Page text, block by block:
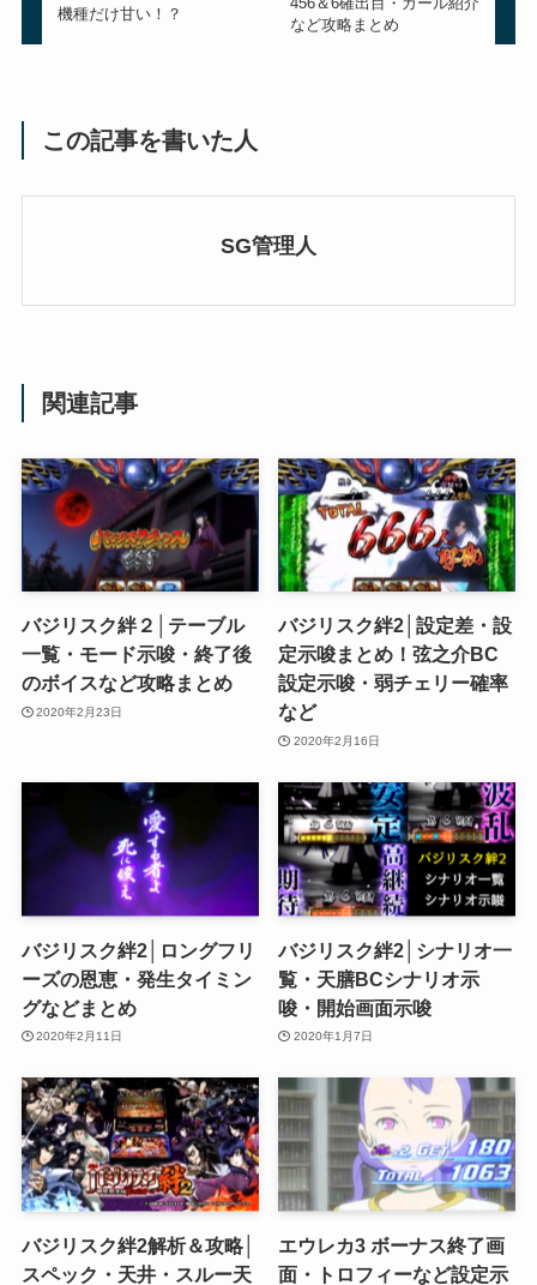
機種だけ甘い！？
など攻略まとめ
この記事を書いた人
SG管理人
関連記事
バジリスク絆２│テーブル
一覧・モード示唆・終了後
のボイスなど攻略まとめ
2020年2月23日
バジリスク絆2│設定差・設
定示唆まとめ！弦之介BC
設定示唆・弱チェリー確率
など
2020年2月16日
バジリスク絆2│ロングフリ
ーズの恩恵・発生タイミン
グなどまとめ
2020年2月11日
バジリスク絆2│シナリオ一
覧・天膳BCシナリオ示
唆・開始画面示唆
2020年1月7日
バジリスク絆2解析＆攻略│
スペック・天井・スルー天
エウレカ3 ボーナス終了画
面・トロフィーなど設定示